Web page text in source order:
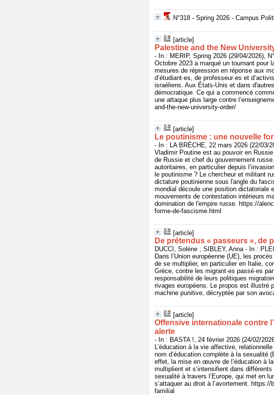
N°318 - Spring 2026 - Campus
[article]
Palestine and the New
- In : MERIP, Spring 2026 (29/04/2026),
Octobre 2023 a marqué un tournant pour
mesures de répression en réponse aux
d’étudiant·es, de professeur·es et
israéliens. Aux États-Unis et dans
démocratique. Ce qui a commencé
une attaque plus large contre
and-the-new-university-order/
[article]
Le poutinisme : une nouvelle
- In : LA BRÈCHE, 22 mars 2026 (22/03/
Vladimir Poutine est au pouvoir en
de Russie et chef du gouvernement
autoritaires, en particulier depuis
le poutinisme ? Le chercheur et militant
dictature poutinienne sous l'angle du
mondial découle une position dictatoriale
mouvements de contestation intérieurs
domination de l'empire russe. https://
forme-de-fascisme.html
[article]
De prétendus « passeurs », de
DUCCI, Solène ; SIBLEY, Anna - In :
Dans l’Union européenne (UE), les
de se multiplier, en particulier en Italie,
Grèce, contre les migrant·es passé·es
responsabilité de leurs politiques
rivages européens. Le propos est illustré
machine punitive, décryptée par son
[article]
Offensive internationale contre
alerte
- In : BASTA !, 24 février 2026 (24/02/
L’éducation à la vie affective,
nom d’éducation complète à la sexualité
effet, la mise en œuvre de l’éducation à
multiplient et s’intensifient dans
sexualité à travers l’Europe, qui met en
s’attaquer au droit à l’avortement.
familial